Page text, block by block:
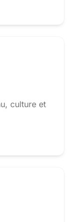
culture et